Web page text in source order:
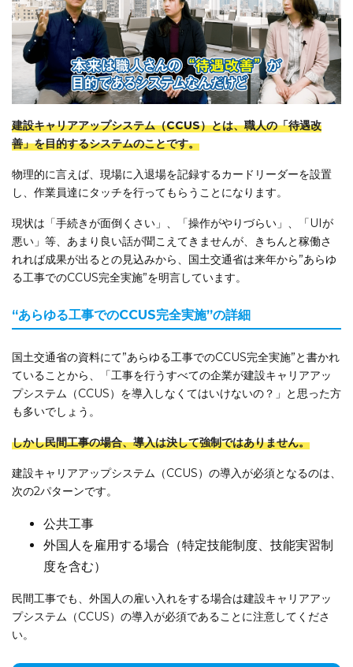
建設キャリアアップシステム（CCUS）とは、職人の「待遇改
善」を目的するシステムのことです。
物理的に言えば、現場に入退場を記録するカードリーダーを設置
し、作業員達にタッチを行ってもらうことになります。
現状は「手続きが面倒くさい」、「操作がやりづらい」、「UIが
悪い」等、あまり良い話が聞こえてきませんが、きちんと稼働さ
れれば成果が出るとの見込みから、国土交通省は来年から”あらゆ
る工事でのCCUS完全実施”を明言しています。
“あらゆる工事でのCCUS完全実施”の詳細
国土交通省の資料にて”あらゆる工事でのCCUS完全実施”と書かれ
ていることから、「工事を行うすべての企業が建設キャリアアッ
プシステム（CCUS）を導入しなくてはいけないの？」と思った方
も多いでしょう。
しかし民間工事の場合、導入は決して強制ではありません。
建設キャリアアップシステム（CCUS）の導入が必須となるのは、
次の2パターンです。
公共工事
外国人を雇用する場合（特定技能制度、技能実習制
度を含む）
民間工事でも、外国人の雇い入れをする場合は建設キャリアアッ
プシステム（CCUS）の導入が必須であることに注意してくださ
い。